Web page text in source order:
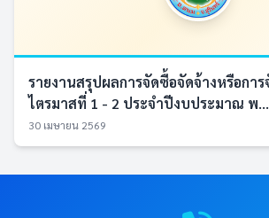
รายงานสรุปผลการจัดซื้อจัดจ้างหรือกา
ไตรมาสที่ 1 - 2 ประจำปีงบประมาณ พ...
30 เมษายน 2569